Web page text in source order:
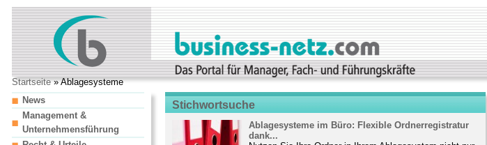
Startseite» Ablagesysteme
Stichwortsuche
Ablagesysteme im Büro: Flexible Ordnerregistratur
dank...
News
Management &
Unternehmensführung